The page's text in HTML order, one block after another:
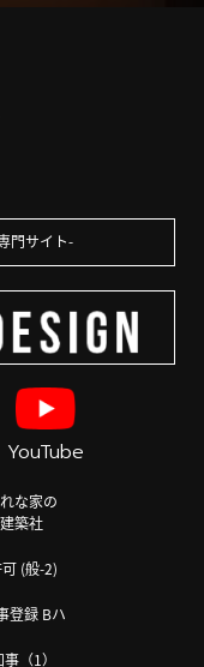
門サイト
YouTube
な家の
築社
(般-2)
登録 Bハ
（1）